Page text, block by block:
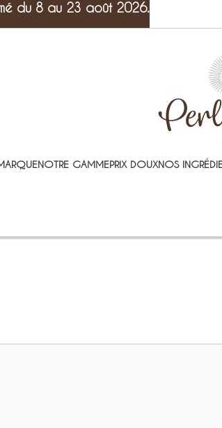
NOTRE GAMMEPRIX DOUXNOS
du 8 au 23 août 2026.